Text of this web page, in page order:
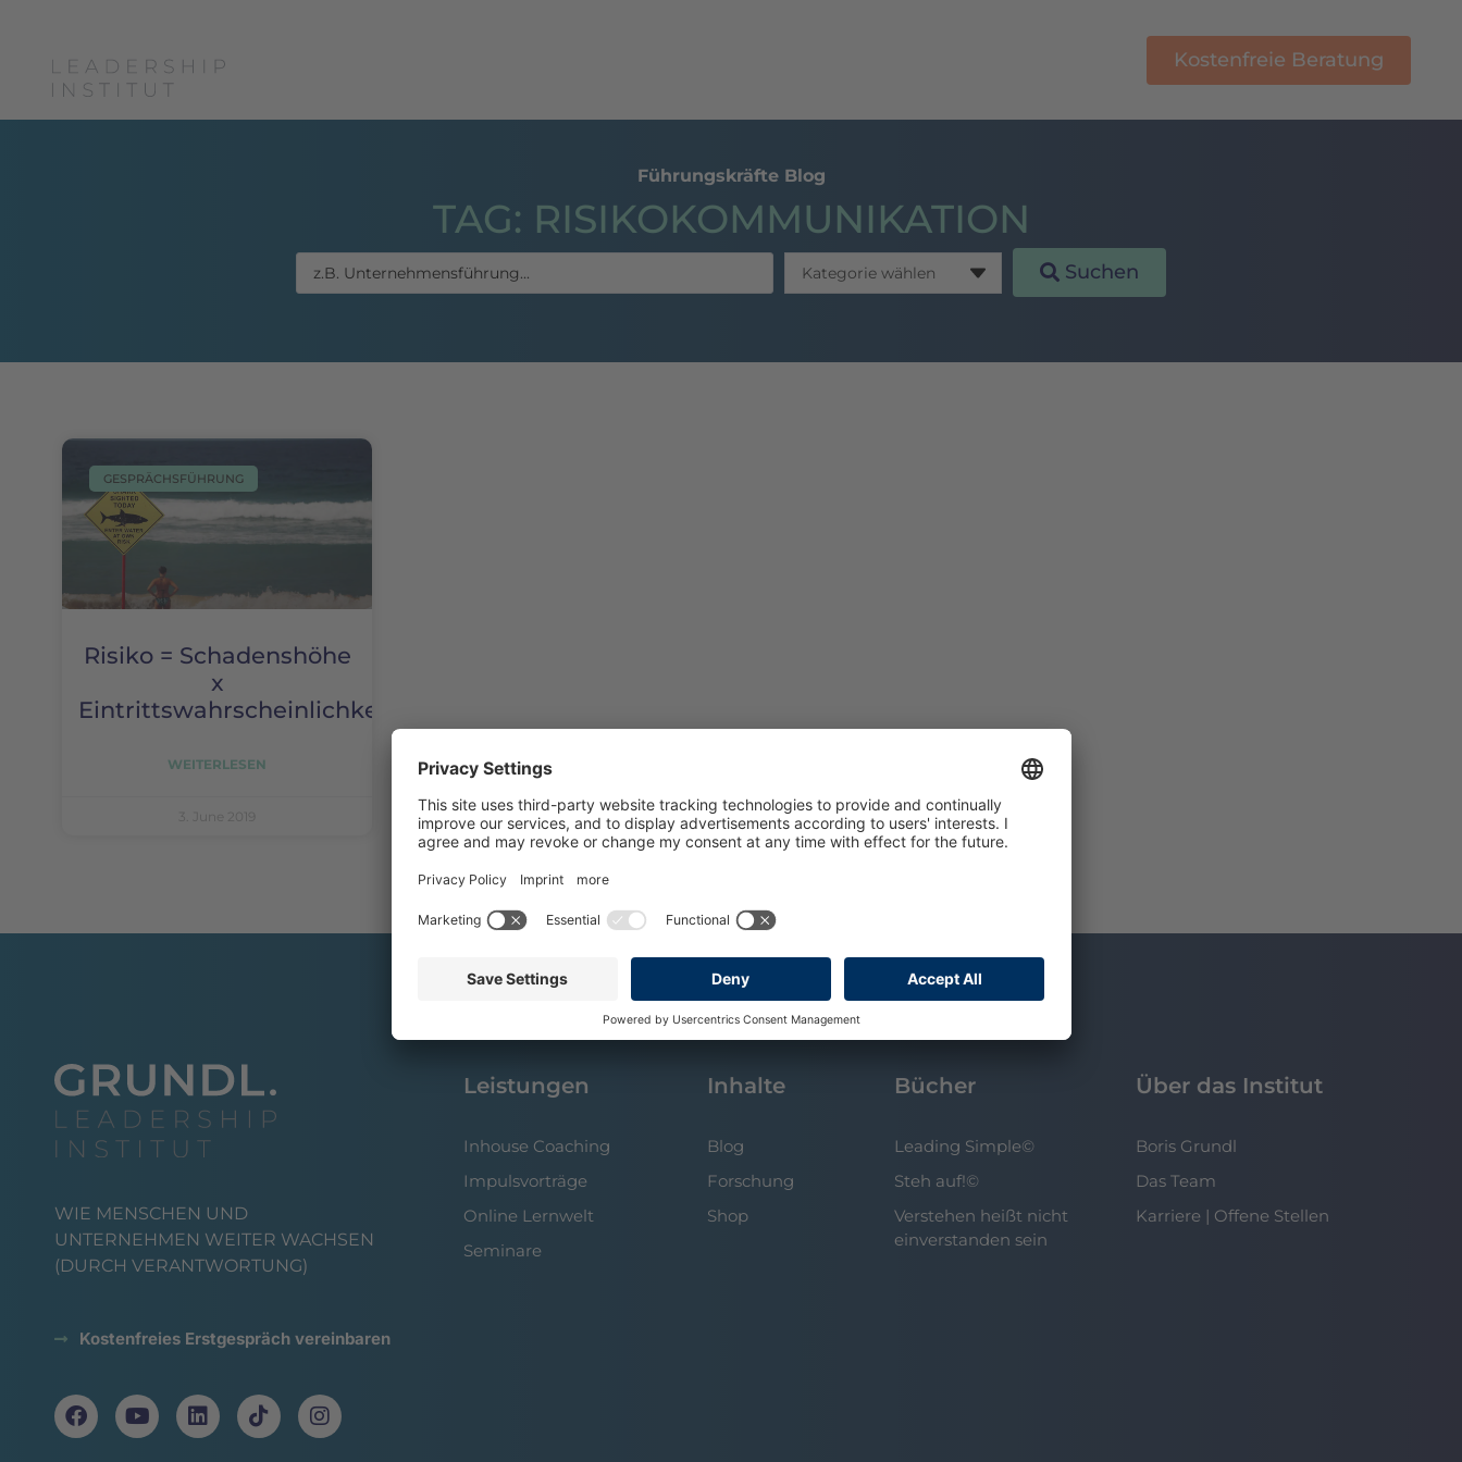
Kostenfreie Beratung
Führungskräfte Blog
TAG: RISIKOKOMMUNIKATION
Suchen
GESPRÄCHSFÜHRUNG
Risiko = Schadenshöhe
x
Eintrittswahrscheinlichkeit?
WEITERLESEN
3. June 2019
WIE MENSCHEN UND
UNTERNEHMEN WEITER WACHSEN
(DURCH VERANTWORTUNG)
Kostenfreies Erstgespräch vereinbaren
Leistungen
Inhouse Coaching
Impulsvorträge
Online Lernwelt
Seminare
Inhalte
Blog
Forschung
Shop
Bücher
Leading Simple©
Steh auf!©
Verstehen heißt nicht
einverstanden sein
Über das Institut
Boris Grundl
Das Team
Karriere | Offene Stellen